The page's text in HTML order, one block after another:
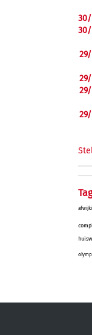
30/
30/
29/
29/
29/
29/